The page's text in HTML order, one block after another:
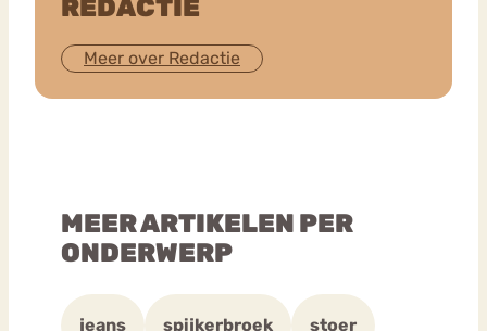
REDACTIE
Meer over Redactie
MEER ARTIKELEN PER
ONDERWERP
jeans spijkerbroek stoer